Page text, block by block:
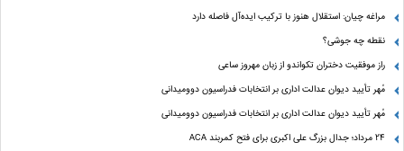
مراغه چیان: استقلال هنوز با ترکیب ایده‌آل فاصله دارد
نقطه چه جوشی؟
راز موفقیت دختران تکواندو از زبان مهروز ساعی
مُهر تأیید دیوان عدالت اداری بر انتخابات فدراسیون دوومیدانی
مُهر تأیید دیوان عدالت اداری بر انتخابات فدراسیون دوومیدانی
24 مرداد؛ جدال بزرگ علی‌ اکبری برای فتح کمربند ACA